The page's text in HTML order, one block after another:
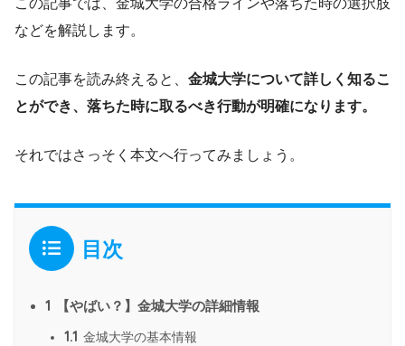
この記事では、金城大学の合格ラインや落ちた時の選択肢
などを解説します。
この記事を読み終えると、 金城大学について詳しく知るこ
とができ、落ちた時に取るべき行動が明確になります。
それではさっそく本文へ行ってみましょう。
目次
1 【やばい？】金城大学の詳細情報
1.1 金城大学の基本情報